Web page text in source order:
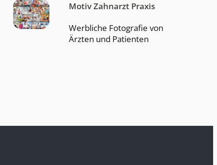
Motiv Zahnarzt Praxis
Werbliche Fotografie von
Ärzten und Patienten